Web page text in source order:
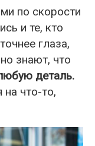
по скорости
и те, кто
глаза,
знают, что
деталь.
что-то,